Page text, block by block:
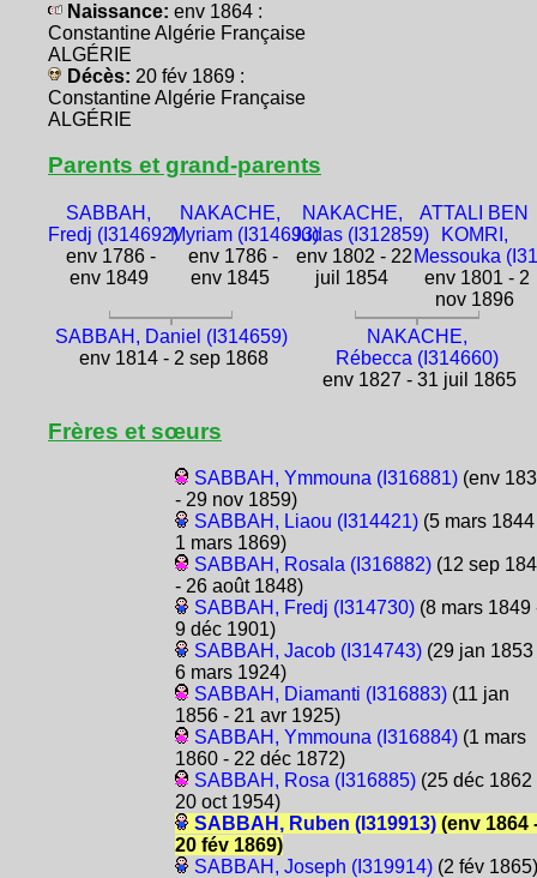
Naissance: env 1864 :
Constantine Algérie Française
ALGÉRIE
Décès: 20 fév 1869 :
Constantine Algérie Française
ALGÉRIE
Parents et grand-parents
SABBAH,
Fredj (I314692)
env 1786 -
env 1849
NAKACHE,
Myriam (I314693)
env 1786 -
env 1845
NAKACHE,
Judas (I312859)
env 1802 - 22
juil 1854
ATTALI BEN
KOMRI,
Messouka
env 1801 - 2
nov 1896
SABBAH, Daniel (I314659)
env 1814 - 2 sep 1868
NAKACHE,
Rébecca (I314660)
env 1827 - 31 juil 1865
Frères et sœurs
SABBAH, Ymmouna (I316881)(env
- 29 nov 1859)
SABBAH, Liaou (I314421)(5 mars 1844
1 mars 1869)
SABBAH, Rosala (I316882)(12 sep
- 26 août 1848)
SABBAH, Fredj (I314730)(8 mars 1849
9 déc 1901)
SABBAH, Jacob (I314743)(29 jan 1853
6 mars 1924)
SABBAH, Diamanti (I316883)(11 jan
1856 - 21 avr 1925)
SABBAH, Ymmouna (I316884)(1 mars
1860 - 22 déc 1872)
SABBAH, Rosa (I316885)(25 déc 1862
20 oct 1954)
SABBAH, Ruben (I319913)(env 1864
20 fév 1869)
SABBAH, Joseph (I319914)(2 fév 1865)